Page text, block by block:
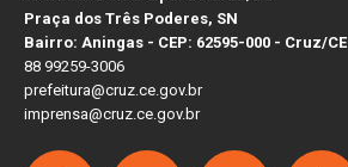
Praça dos Três Poderes, SN
Bairro: Aningas - CEP: 62595-000 - Cruz/CE
88 99259-3006
prefeitura@cruz.ce.gov.br
imprensa@cruz.ce.gov.br